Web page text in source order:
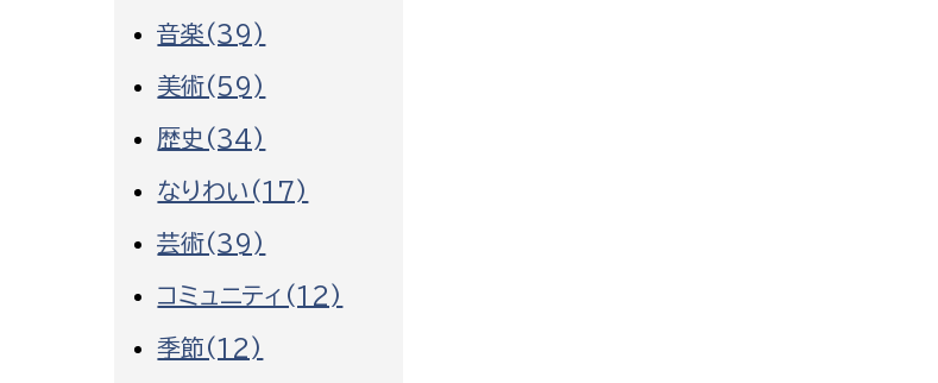
音楽(39)
美術(59)
歴史(34)
なりわい(17)
芸術(39)
コミュニティ(12)
季節(12)